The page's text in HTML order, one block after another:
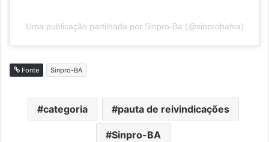
Uma publicação partilhada por Sinpro-Ba (@sinprobahia)
Fonte Sinpro-BA
categoria pauta de reivindicações
Sinpro-BA